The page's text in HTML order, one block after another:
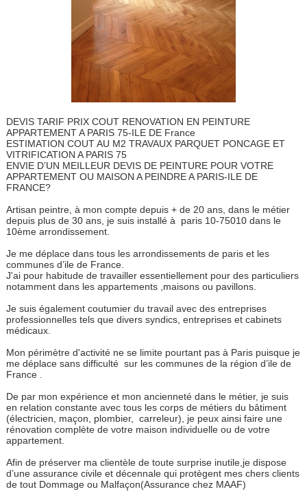
DEVIS TARIF PRIX COUT RENOVATION EN PEINTURE
APPARTEMENT A PARIS 75-ILE DE France
ESTIMATION COUT AU M2 TRAVAUX PARQUET PONCAGE ET
VITRIFICATION A PARIS 75
ENVIE D’UN MEILLEUR DEVIS DE PEINTURE POUR VOTRE
APPARTEMENT OU MAISON A PEINDRE A PARIS-ILE DE
FRANCE?
Artisan peintre, à mon compte depuis + de 20 ans, dans le métier
depuis plus de 30 ans, je suis installé à paris 10-75010 dans le
10ème arrondissement.
Je me déplace dans tous les arrondissements de paris et les
communes d’ile de France.
J'ai pour habitude de travailler essentiellement pour des particuliers
notamment dans les appartements ,maisons ou pavillons.
Je suis également coutumier du travail avec des entreprises
professionnelles tels que divers syndics, entreprises et cabinets
médicaux.
Mon périmètre d'activité ne se limite pourtant pas à Paris puisque je
me déplace sans difficulté sur les communes de la région d’ile de
France .
De par mon expérience et mon ancienneté dans le métier, je suis
en relation constante avec tous les corps de métiers du bâtiment
(électricien, maçon, plombier, carreleur), je peux ainsi faire une
rénovation complète de votre maison individuelle ou de votre
appartement.
Afin de préserver ma clientèle de toute surprise inutile,je dispose
d’une assurance civile et décennale qui protègent mes chers clients
de tout Dommage ou Malfaçon(Assurance chez MAAF)